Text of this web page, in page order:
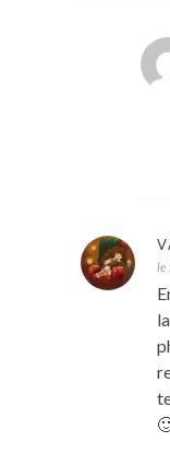
le